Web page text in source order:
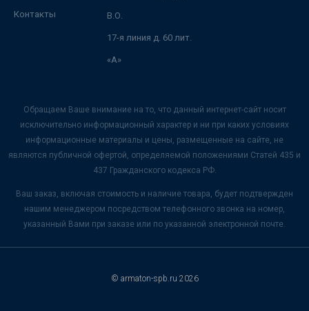
Контакты В.О.
17-я линия д. 60 лит.
«А»
Обращаем Ваше внимание на то, что данный интернет-сайт носит
исключительно информационный характер и ни при каких условиях
информационные материалы и цены, размещенные на сайте, не
являются публичной офертой, определяемой положениями Статей 435 и
437 Гражданского кодекса РФ.
Ваш заказ, включая стоимость и наличие товара, будет подтвержден
нашим менеджером посредством телефонного звонка на номер,
указанный Вами при заказе или по указанной электронной почте.
© armaton-spb.ru 2026